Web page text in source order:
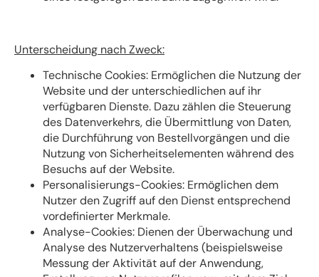
Unterscheidung nach Zweck:
Technische Cookies: Ermöglichen die Nutzung der
Website und der unterschiedlichen auf ihr
verfügbaren Dienste. Dazu zählen die Steuerung
des Datenverkehrs, die Übermittlung von Daten,
die Durchführung von Bestellvorgängen und die
Nutzung von Sicherheitselementen während des
Besuchs auf der Website.
Personalisierungs-Cookies: Ermöglichen dem
Nutzer den Zugriff auf den Dienst entsprechend
vordefinierter Merkmale.
Analyse-Cookies: Dienen der Überwachung und
Analyse des Nutzerverhaltens (beispielsweise
Messung der Aktivität auf der Anwendung,